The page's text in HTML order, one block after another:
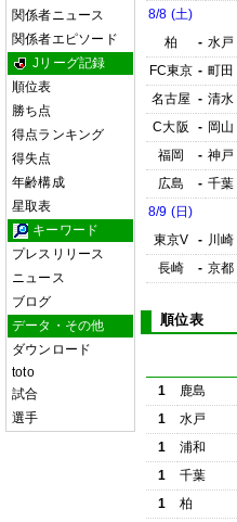
関係者ニュース
関係者エピソード
Jリーグ記録
順位表
勝ち点
得点ランキング
得失点
年齢構成
星取表
キーワード
プレスリリース
ニュース
ブログ
データ・その他
ダウンロード
toto
試合
選手
8/8 (土)
柏
- 水戸
FC東京 - 町田
名古屋 - 清水
C大阪
- 岡山
福岡
- 神戸
広島
- 千葉
8/9 (日)
東京V
- 川崎
長崎
- 京都
順位表
1 鹿島
1
水戸
1
浦和
1
千葉
1
柏